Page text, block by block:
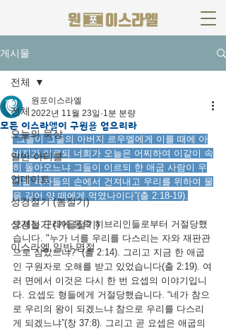
게시물
전체
오늘의 묵상
일반 아티클
업데이트
성경절기 (봄절기)
성경절기 (가을절기)
이스라엘 일반 명절
전체
모든 이스라엘이 구원을 얻으리라
원포이스라엘
2022년 11월 23일 1분 분량
"그들이 그들의 아버지 르우엘에게 이를 때에 아
버지가 이르되 너희가 오늘은 어찌하여 이같이 속
히 돌아오느냐 그들이 이르되 한 애굽 사람이 우
리를 목자들의 손에서 건져내고 우리를 위하여 물
을 길어 양 떼에게 먹였나이다”(출 2:18-19).
모세는 근래에 동족 히브리인들로부터 거절당했
습니다. "누가 너를 우리를 다스리는 자와 재판관
으로 삼았느냐?" (출 2:14). 그리고 지금 한 애굽
인 구원자로 오해를 받고 있었습니다(출 2:19). 여
러 면에서 이것은 다시 한 번 요셉의 이야기입니
다. 요셉도 형들에게 거절당했습니다. “네가 참으
로 우리의 왕이 되겠느냐 참으로 우리를 다스리
게 되겠느냐”(창 37:8). 그리고 곧 요셉은 애굽의